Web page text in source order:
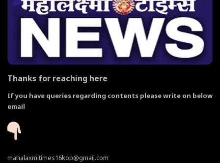
Thanks for reaching here
If you have queries regarding contents please write on below
email
mahalaxmitimes16kop@gmail.com